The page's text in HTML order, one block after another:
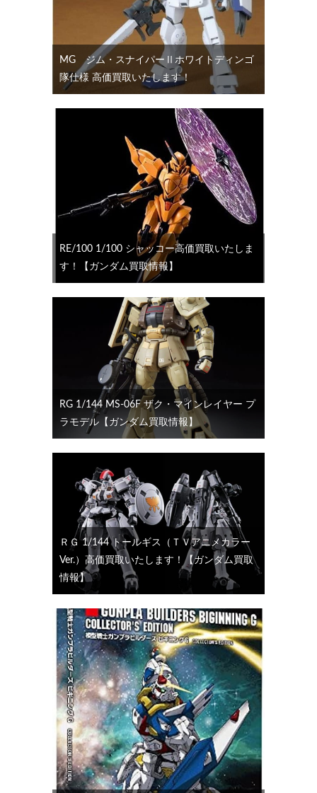
MG ジム・スナイパーⅡホワイトディンゴ
隊仕様 高価買取いたします！
RE/100 1/100 シャッコー高価買取いたしま
す！【ガンダム買取情報】
RG 1/144 MS-06F ザク・マインレイヤー プ
ラモデル【ガンダム買取情報】
ＲＧ 1/144 トールギス（ＴＶアニメカラー
Ver.）高価買取いたします！【ガンダム買取
情報】